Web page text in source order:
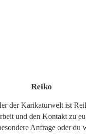
Reiko
der Karikaturwelt ist
und den Kontakt zu
Anfrage oder du